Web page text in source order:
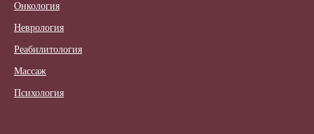
Онкология
Неврология
Реабилитология
Массаж
Психология